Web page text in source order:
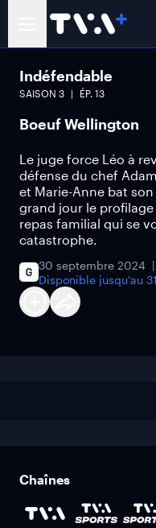
Indéfendable
SAISON 3 ÉP. 13
Boeuf Wellington
Le juge force Léo à
défense du chef
et Marie-Anne bat
grand jour le
repas familial qui se
catastrophe.
30 septembre 2024
Disponible jusqu'au
Chaînes